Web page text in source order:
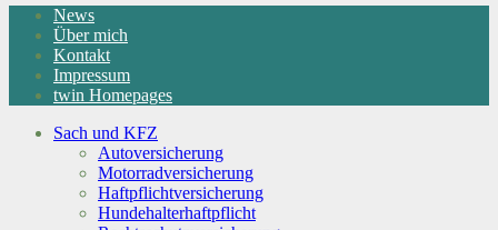
News
Über mich
Kontakt
Impressum
twin Homepages
Sach und KFZ
Autoversicherung
Motorradversicherung
Haftpflichtversicherung
Hundehalterhaftpflicht